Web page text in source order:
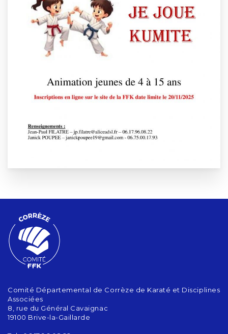
Comité Départemental de Corrèze de Karaté et Disciplines
Associées
8, rue du Général Cavaignac
19100 Brive-la-Gaillarde